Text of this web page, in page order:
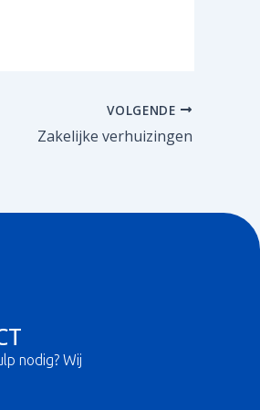
VOLGENDE
Zakelijke verhuizingen
nodig? Wij